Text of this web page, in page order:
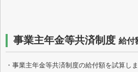
事業主年金等共済制度 給付
・事業主年金等共済制度の給付額を試算しま